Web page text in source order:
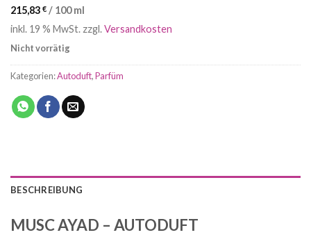
215,83 € / 100 ml
inkl. 19 % MwSt. zzgl.Versandkosten
Nicht vorrätig
Kategorien:Autoduft,Parfüm
BESCHREIBUNG
MUSC AYAD – AUTODUFT